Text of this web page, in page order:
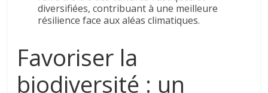
diversifiées, contribuant à une meilleure
résilience face aux aléas climatiques.
Favoriser la
biodiversité : un